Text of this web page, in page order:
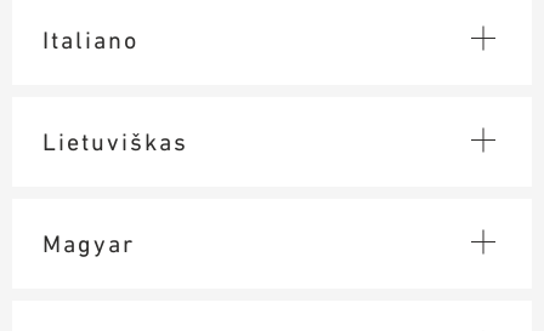
Italiano
Lietuviškas
Magyar